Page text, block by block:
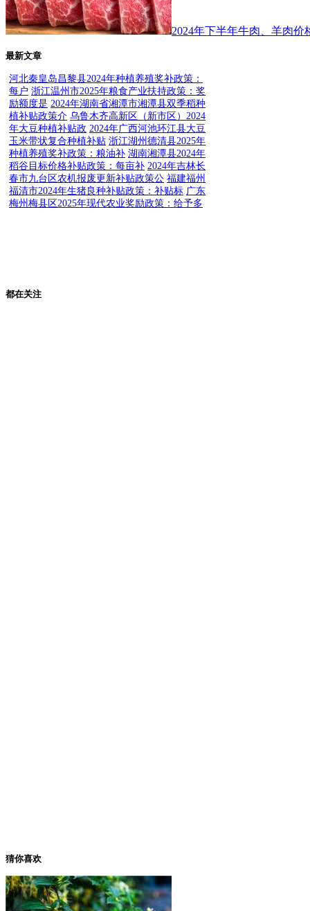
2024年下半年牛肉、羊肉
最新文章
河北秦皇岛昌黎县2024年种植养殖奖补政策：
每户 浙江温州市2025年粮食产业扶持政策：奖
励额度是 2024年湖南省湘潭市湘潭县双季稻种
植补贴政策介 乌鲁木齐高新区（新市区）2024
年大豆种植补贴政 2024年广西河池环江县大豆
玉米带状复合种植补贴 浙江湖州德清县2025年
种植养殖奖补政策：粮油补 湖南湘潭县2024年
稻谷目标价格补贴政策：每亩补 2024年吉林长
春市九台区农机报废更新补贴政策公 福建福州
福清市2024年生猪良种补贴政策：补贴标 广东
梅州梅县区2025年现代农业奖励政策：给予多
都在关注
猜你喜欢